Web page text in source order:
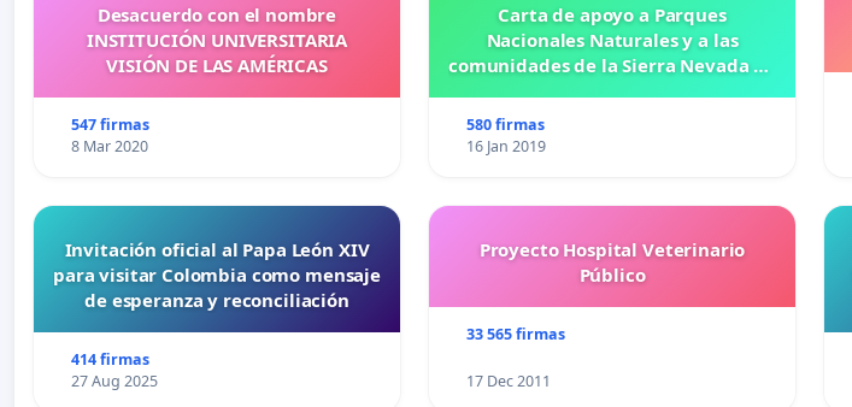
Desacuerdo con el nombre
INSTITUCIÓN UNIVERSITARIA
VISIÓN DE LAS AMÉRICAS
547 firmas
8 Mar 2020
Carta de apoyo a Parques
Nacionales Naturales y a las
comunidades de la Sierra Nevada de
580 firmas
16 Jan 2019
Invitación oficial al Papa León XIV
para visitar Colombia como mensaje
de esperanza y reconciliación
414 firmas
27 Aug 2025
Proyecto Hospital Veterinario
Público
33 565 firmas
17 Dec 2011